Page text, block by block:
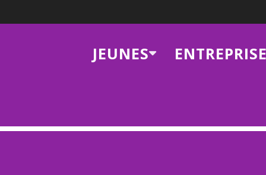
JEUNES